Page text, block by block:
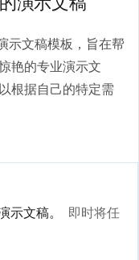
示文稿模板，旨在帮
艳的专业演示文
根据自己的特定需
示文稿。
即时将任